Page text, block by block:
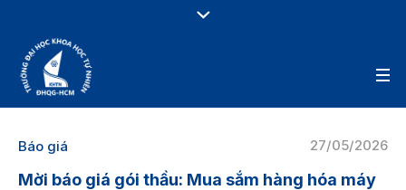
27/05/2026
Báo giá
Mời báo giá gói thầu: Mua sắm hàng hóa máy